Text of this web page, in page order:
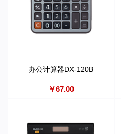
办公计算器DX-120B
￥67.00